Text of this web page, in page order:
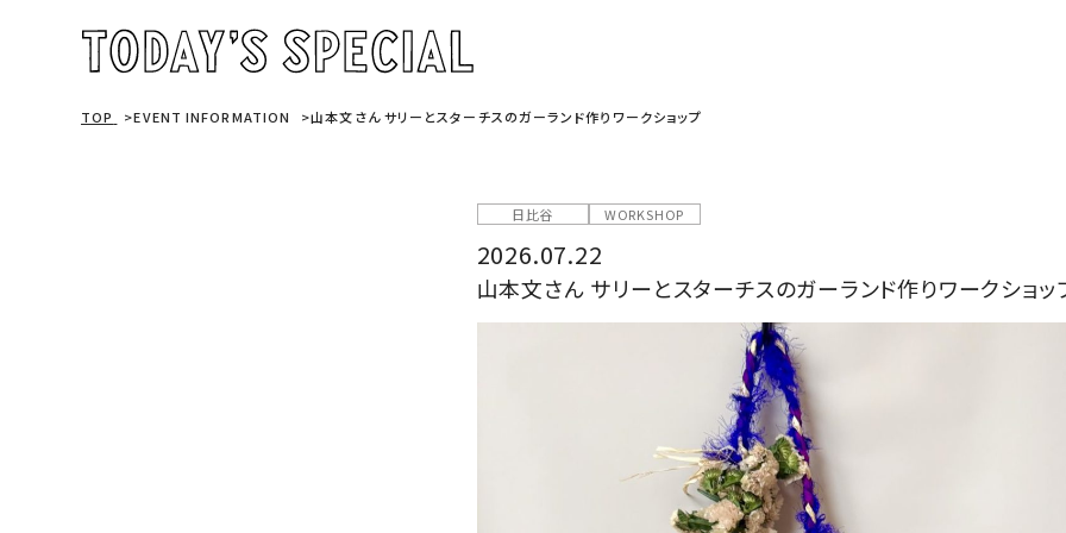
TOP EVENT INFORMATION 山本文さん サリーとスターチスのガーランド作りワークショップ
日比谷 WORKSHOP
2026.07.22
山本文さん サリーとスターチスのガーランド作りワークショッ